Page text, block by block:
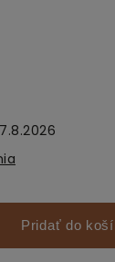
7.8.2026
Pridať do